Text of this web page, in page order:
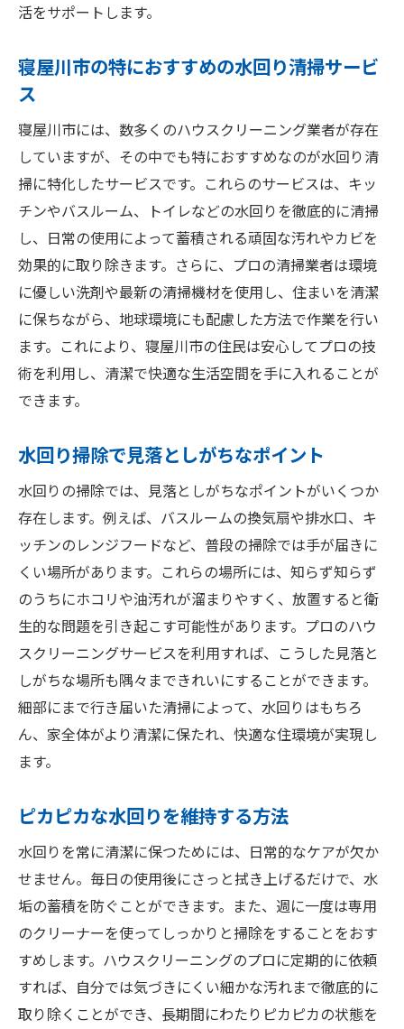
活をサポートします。
寝屋川市の特におすすめの水回り清掃サービ
ス
寝屋川市には、数多くのハウスクリーニング業者が存在
していますが、その中でも特におすすめなのが水回り清
掃に特化したサービスです。これらのサービスは、キッ
チンやバスルーム、トイレなどの水回りを徹底的に清掃
し、日常の使用によって蓄積される頑固な汚れやカビを
効果的に取り除きます。さらに、プロの清掃業者は環境
に優しい洗剤や最新の清掃機材を使用し、住まいを清潔
に保ちながら、地球環境にも配慮した方法で作業を行い
ます。これにより、寝屋川市の住民は安心してプロの技
術を利用し、清潔で快適な生活空間を手に入れることが
できます。
水回り掃除で見落としがちなポイント
水回りの掃除では、見落としがちなポイントがいくつか
存在します。例えば、バスルームの換気扇や排水口、キ
ッチンのレンジフードなど、普段の掃除では手が届きに
くい場所があります。これらの場所には、知らず知らず
のうちにホコリや油汚れが溜まりやすく、放置すると衛
生的な問題を引き起こす可能性があります。プロのハウ
スクリーニングサービスを利用すれば、こうした見落と
しがちな場所も隅々まできれいにすることができます。
細部にまで行き届いた清掃によって、水回りはもちろ
ん、家全体がより清潔に保たれ、快適な住環境が実現し
ます。
ピカピカな水回りを維持する方法
水回りを常に清潔に保つためには、日常的なケアが欠か
せません。毎日の使用後にさっと拭き上げるだけで、水
垢の蓄積を防ぐことができます。また、週に一度は専用
のクリーナーを使ってしっかりと掃除をすることをおす
すめします。ハウスクリーニングのプロに定期的に依頼
すれば、自分では気づきにくい細かな汚れまで徹底的に
取り除くことができ、長期間にわたりピカピカの状態を